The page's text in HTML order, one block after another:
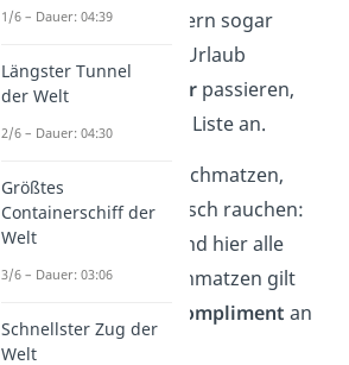
Tisch in anderen Ländern sogar
! Damit im Urlaub
garantiert
keine Fehler passieren,
schau dir dazu unsere Liste an.
China:
Schlürfen, Schmatzen,
Rülpsen und am Tisch rauchen:
Deutsche Tabus sind hier alle
erlaubt! Lautes Schmatzen gilt
Kompliment an
den Koch.
1/6 – Dauer: 04:39
Längster Tunnel
der Welt
2/6 – Dauer: 04:30
Größtes
Containerschiff der
Welt
3/6 – Dauer: 03:06
Schnellster Zug der
Welt